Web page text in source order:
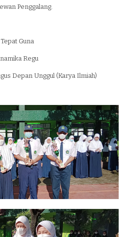
Penggalang.
Guna
Regu
Depan Unggul (Karya Ilmiah)